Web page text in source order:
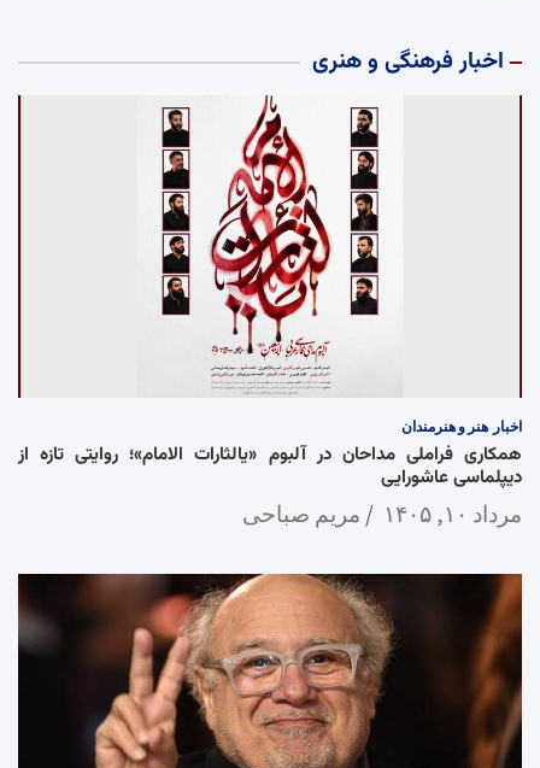
اخبار فرهنگی و هنری
اخبار هنر و هنرمندان
همکاری فراملی مداحان در آلبوم «یالثارات الامام»؛ روایتی تازه از
دیپلماسی عاشورایی
مرداد ۱۰, ۱۴۰۵ مریم صباحی